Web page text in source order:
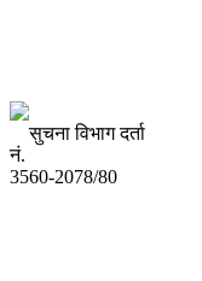
सुचना विभाग दर्ता
नं.
3560-2078/80